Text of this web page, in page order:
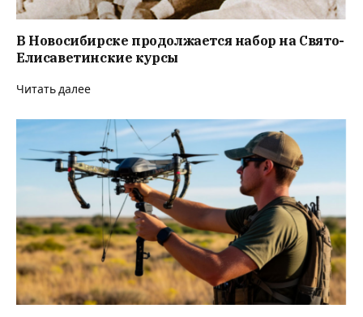
В Новосибирске продолжается набор на Свято-
Елисаветинские курсы
Читать далее